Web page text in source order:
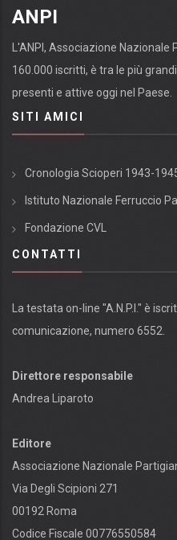
ANPI
L'ANPI, Associazione
160.000 iscritti, è tra le più
presenti e attive oggi nel Paese.
SITI AMICI
Cronologia Scioperi 1943-
Istituto Nazionale Ferruccio
Fondazione CVL
CONTATTI
La testata on-line "A.N.P.I." è
comunicazione, numero 6552.
Direttore responsabile
Andrea Liparoto
Editore
Associazione Nazionale
Via Degli Scipioni 271
00192 Roma
Codice Fiscale 00776550584